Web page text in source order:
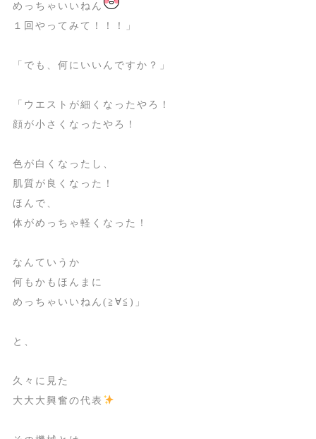
めっちゃいいねん
１回やってみて！！！」
「でも、何にいいんですか？」
「ウエストが細くなったやろ！
顔が小さくなったやろ！
色が白くなったし、
肌質が良くなった！
ほんで、
体がめっちゃ軽くなった！
なんていうか
何もかもほんまに
めっちゃいいねん(≧∀≦)」
と、
久々に見た
大大大興奮の代表